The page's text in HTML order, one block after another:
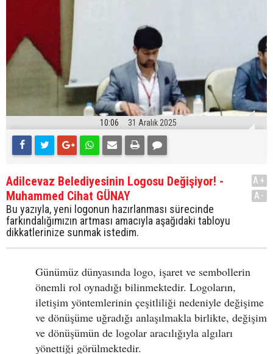
10:06 31 Aralık 2025
Adilcevaz Belediyesinin Logosu Değişiyor! -
Muhammed Cihat GÜNAY
Bu yazıyla, yeni logonun hazırlanması sürecinde
farkındalığımızın artması amacıyla aşağıdaki tabloyu
dikkatlerinize sunmak istedim.
A+
A-
Günümüz dünyasında logo, işaret ve sembollerin
önemli rol oynadığı bilinmektedir. Logoların,
iletişim yöntemlerinin çeşitliliği nedeniyle değişime
ve dönüşüme uğradığı anlaşılmakla birlikte, değişim
ve dönüşümün de logolar aracılığıyla algıları
yönettiği görülmektedir.